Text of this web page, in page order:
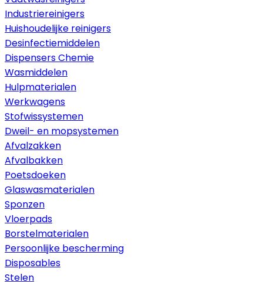
Industriereinigers
Huishoudelijke reinigers
Desinfectiemiddelen
Dispensers Chemie
Wasmiddelen
Hulpmaterialen
Werkwagens
Stofwissystemen
Dweil- en mopsystemen
Afvalzakken
Afvalbakken
Poetsdoeken
Glaswasmaterialen
Sponzen
Vloerpads
Borstelmaterialen
Persoonlijke bescherming
Disposables
Stelen